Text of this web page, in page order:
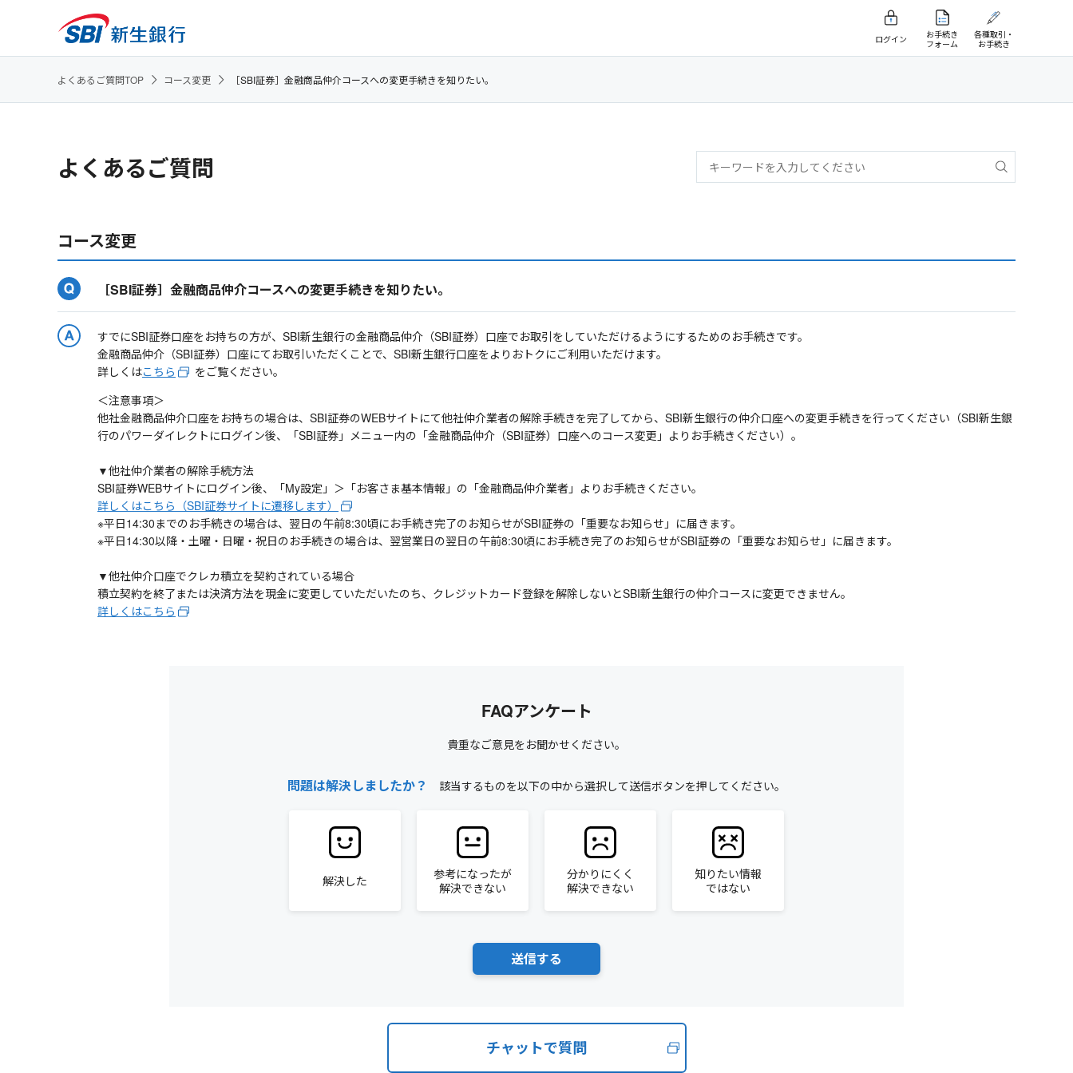
ログイン
お手続き
フォーム
各種取引・
お手続き
よくあるご質問TOP コース変更 ［SBI証券］金融商品仲介コースへの変更手続きを知りたい。
よくあるご質問
コース変更
［SBI証券］金融商品仲介コースへの変更手続きを知りたい。
すでにSBI証券口座をお持ちの方が、SBI新生銀行の金融商品仲介（SBI証券）口座でお取引をしていただけるようにするためのお手続きです。
金融商品仲介（SBI証券）口座にてお取引いただくことで、SBI新生銀行口座をよりおトクにご利用いただけます。
詳しくはこちら
をご覧ください。
＜注意事項＞
他社金融商品仲介口座をお持ちの場合は、SBI証券のWEBサイトにて他社仲介業者の解除手続きを完了してから、SBI新生銀行の仲介口座への変更手続きを行ってください（SBI新生銀
行のパワーダイレクトにログイン後、「SBI証券」メニュー内の「金融商品仲介（SBI証券）口座へのコース変更」よりお手続きください）。
▼他社仲介業者の解除手続方法
SBI証券WEBサイトにログイン後、「My設定」＞「お客さま基本情報」の「金融商品仲介業者」よりお手続きください。
詳しくはこちら（SBI証券サイトに遷移します）
※平日14:30までのお手続きの場合は、翌日の午前8:30頃にお手続き完了のお知らせがSBI証券の「重要なお知らせ」に届きます。
※平日14:30以降・土曜・日曜・祝日のお手続きの場合は、翌営業日の翌日の午前8:30頃にお手続き完了のお知らせがSBI証券の「重要なお知らせ」に届きます。
▼他社仲介口座でクレカ積立を契約されている場合
積立契約を終了または決済方法を現金に変更していただいたのち、クレジットカード登録を解除しないとSBI新生銀行の仲介コースに変更できません。
詳しくはこちら
FAQアンケート
貴重なご意見をお聞かせください。
問題は解決しましたか？ 該当するものを以下の中から選択して送信ボタンを押してください。
解決した
参考になったが
解決できない
分かりにくく
解決できない
知りたい情報
ではない
チャットで質問